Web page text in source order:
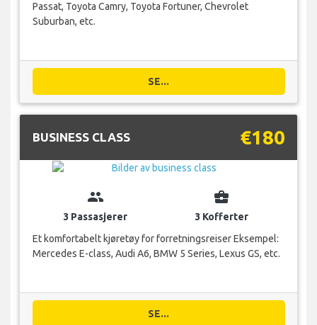
Passat, Toyota Camry, Toyota Fortuner, Chevrolet
Suburban, etc.
SE...
BUSINESS CLASS €180
group
3 Passasjerer
business_center
3 Kofferter
Et komfortabelt kjøretøy for forretningsreiser Eksempel:
Mercedes E-class, Audi A6, BMW 5 Series, Lexus GS, etc.
SE...